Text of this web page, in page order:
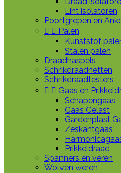
Lint isolatoren
Poortgrepen en
  Palen
Kunststof
Stalen palen
Draadhaspels
Schrikdraadnetten
Schrikdraadtesters
  Gaas en
Schapengaas
Gaas Gelast
Gardenplast
Zeskantgaas
Prikkeldraad
Spanners en veren
Wolven weren